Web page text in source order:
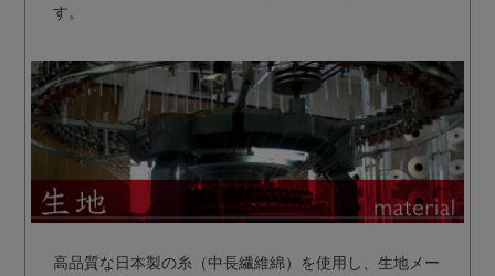
す。
高品質な日本製の糸（中長繊維綿）を使用し、生地メー